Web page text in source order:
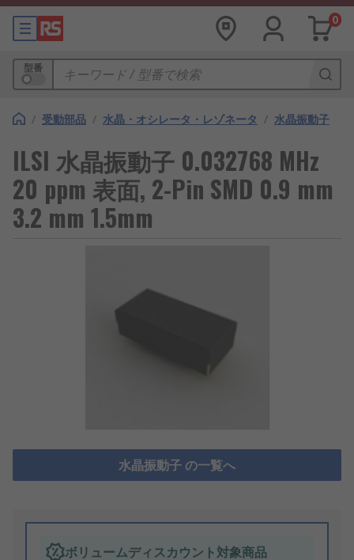
0
型番
/ 受動部品 / 水晶・オシレータ・レゾネータ / 水晶振動子
ILSI 水晶振動子 0.032768 MHz
20 ppm 表面, 2-Pin SMD 0.9 mm
3.2 mm 1.5mm
水晶振動子 の一覧へ
ボリュームディスカウント対象商品